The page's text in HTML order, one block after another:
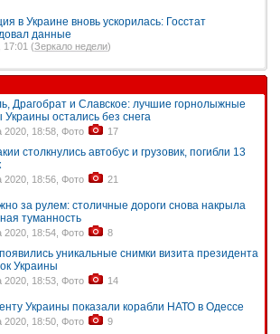
в Украине вновь ускорилась: Госстат
данные
17:01 (Зеркало недели)
Драгобрат и Славское: лучшие горнолыжные
Украины остались без снега
2020, 18:58, Фото 17
столкнулись автобус и грузовик, погибли 13
2020, 18:56, Фото 21
за рулем: столичные дороги снова накрыла
туманность
2020, 18:54, Фото 8
уникальные снимки визита президента
Украины
2020, 18:53, Фото 14
Украины показали корабли НАТО в Одессе
2020, 18:50, Фото 9